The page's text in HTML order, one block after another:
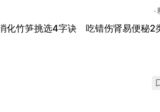
化竹笋挑选4字诀 吃错伤肾易便秘2